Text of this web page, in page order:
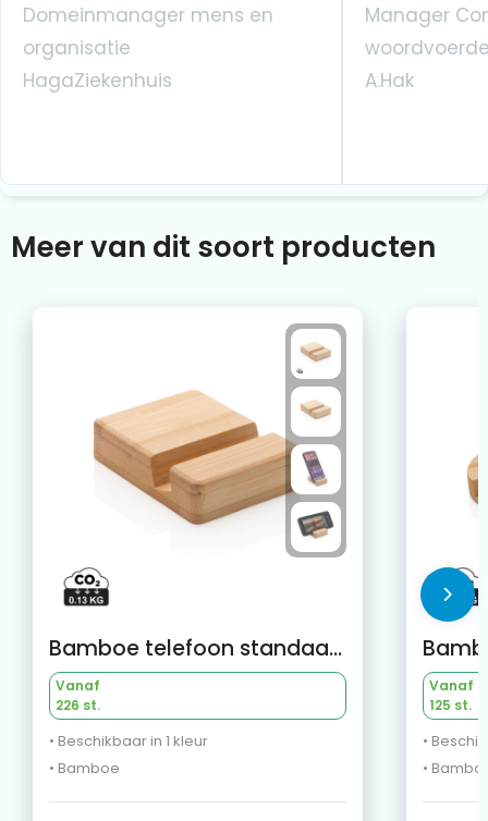
Domeinmanager mens en
organisatie
HagaZiekenhuis
Manager
A.Hak
Meer van dit soort producten
Bamboe telefoon standaard
Vanaf
226 st.
• Beschikbaar in 1 kleur
• Bamboe
Vanaf
125 st.
•
•